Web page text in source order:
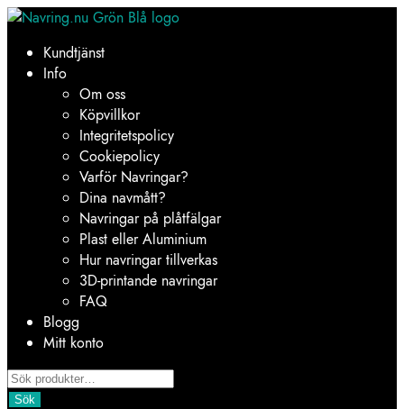
Hoppa
navigering
Hoppa
innehållKundtjänst
Info
Om oss
Köpvillkor
Integritetspolicy
Cookiepolicy
Varför Navringar?
Dina navmått?
Navringar på plåtfälgar
Plast eller Aluminium
Hur navringar tillverkas
3D-printande navringar
FAQ
Blogg
Mitt konto
Products
search
Sök